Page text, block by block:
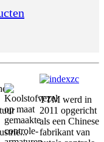
TTM werd in
2011 opgericht
als een Chinese
fabrikant van